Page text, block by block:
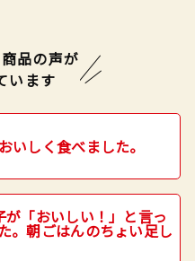
品の声が
います
いしく食べました。
「おいしい！」と言っ
。朝ごはんのちょい足し